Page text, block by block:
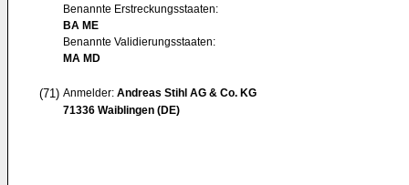
Benannte Erstreckungsstaaten:
BA ME
Benannte Validierungsstaaten:
MA MD
(71) Anmelder: Andreas Stihl AG & Co. KG
71336 Waiblingen (DE)